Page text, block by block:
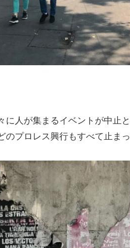
に人が集まるイベントが中止
のプロレス興行もすべて止ま